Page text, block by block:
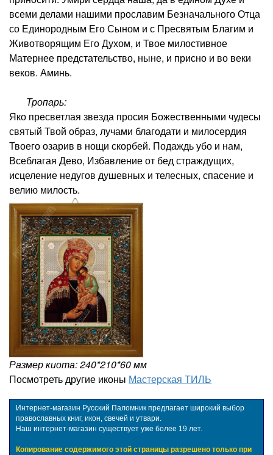
всеми делами нашими прославим Безначального Отца
со Единородным Его Сыном и с Пресвятым Благим и
Животворящим Его Духом, и Твое милостивное
Матернее предстательство, ныне, и присно и во веки
веков. Аминь.
Тропарь:
Яко пресветлая звезда просия Божественными чудесы
святый Твой образ, лучами благодати и милосердия
Твоего озарив в нощи скорбей. Подаждь убо и нам,
Всеблагая Дево, Избавление от бед страждущих,
исцеление недугов душевных и телесных, спасение и
велию милость.
Размер киота: 240*210*60 мм
Посмотреть другие иконы Мастерская ТИЛЬ
Интернет-магазин Русский Паломник предлагает широкий выбор
православных книг, икон, свечей и утвари.
Наш интернет-магазин существует уже более 19 лет.
Копирование содержимого этой страницы разрешено только при